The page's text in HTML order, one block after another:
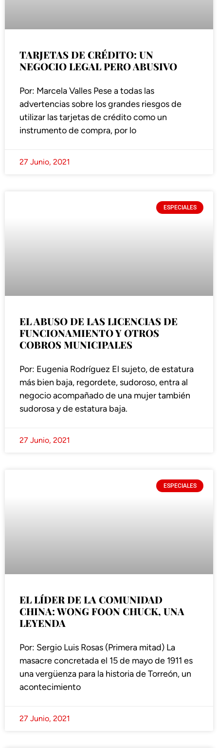
TARJETAS DE CRÉDITO: UN
NEGOCIO LEGAL PERO ABUSIVO
Por: Marcela Valles Pese a todas las
advertencias sobre los grandes riesgos de
utilizar las tarjetas de crédito como un
instrumento de compra, por lo
27 Junio, 2021
ESPECIALES
EL ABUSO DE LAS LICENCIAS DE
FUNCIONAMIENTO Y OTROS
COBROS MUNICIPALES
Por: Eugenia Rodríguez El sujeto, de estatura
más bien baja, regordete, sudoroso, entra al
negocio acompañado de una mujer también
sudorosa y de estatura baja.
27 Junio, 2021
ESPECIALES
EL LÍDER DE LA COMUNIDAD
CHINA: WONG FOON CHUCK, UNA
LEYENDA
Por: Sergio Luis Rosas (Primera mitad) La
masacre concretada el 15 de mayo de 1911 es
una vergüenza para la historia de Torreón, un
acontecimiento
27 Junio, 2021